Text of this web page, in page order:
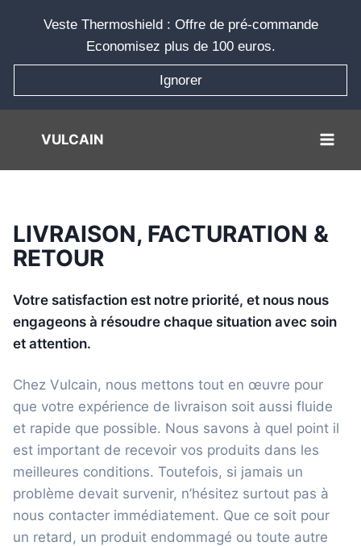
Veste Thermoshield : Offre de pré-commande
Economisez plus de 100 euros.
Ignorer
VULCAIN
LIVRAISON, FACTURATION &
RETOUR
Votre satisfaction est notre priorité, et nous nous
engageons à résoudre chaque situation avec soin
et attention.
Chez Vulcain, nous mettons tout en œuvre pour
que votre expérience de livraison soit aussi fluide
et rapide que possible. Nous savons à quel point il
est important de recevoir vos produits dans les
meilleures conditions. Toutefois, si jamais un
problème devait survenir, n’hésitez surtout pas à
nous contacter immédiatement. Que ce soit pour
un retard, un produit endommagé ou toute autre